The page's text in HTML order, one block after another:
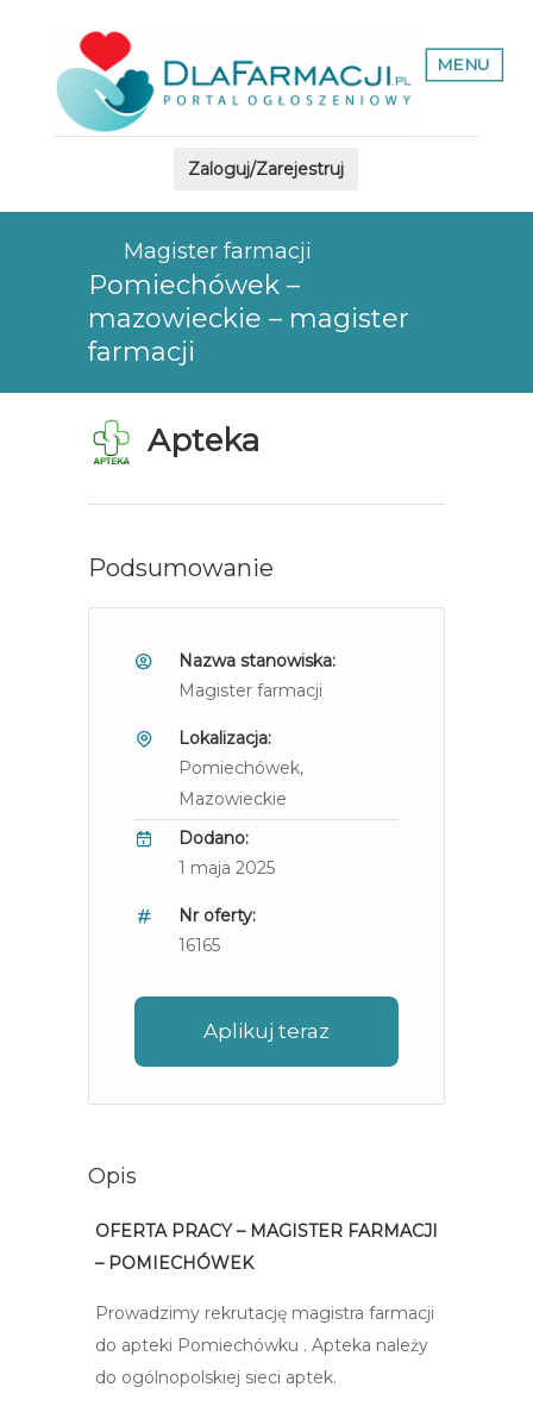
MENU
Zaloguj/Zarejestruj
Magister farmacji
Pomiechówek –
mazowieckie – magister
farmacji
Apteka
Podsumowanie
Nazwa stanowiska:
Magister farmacji
Lokalizacja:
Pomiechówek,
Mazowieckie
Dodano:
1 maja 2025
Nr oferty:
16165
Aplikuj teraz
Opis
OFERTA PRACY – MAGISTER FARMACJI
– POMIECHÓWEK
Prowadzimy rekrutację magistra farmacji
do apteki Pomiechówku . Apteka należy
do ogólnopolskiej sieci aptek.